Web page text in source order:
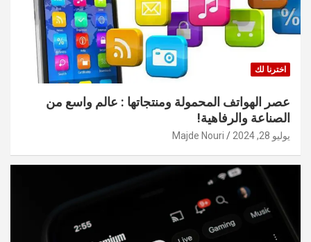
اخترنا لك
عصر الهواتف المحمولة ومنتجاتها : عالم واسع من
الصناعة والرفاهية!
يوليو 28, 2024 Majde Nouri